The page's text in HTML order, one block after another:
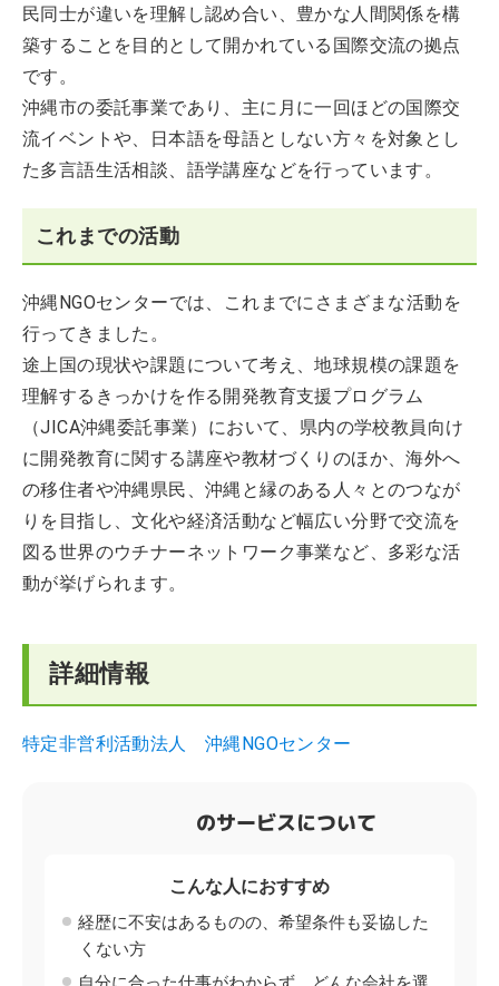
民同士が違いを理解し認め合い、豊かな人間関係を構
築することを目的として開かれている国際交流の拠点
です。
沖縄市の委託事業であり、主に月に一回ほどの国際交
流イベントや、日本語を母語としない方々を対象とし
た多言語生活相談、語学講座などを行っています。
これまでの活動
沖縄NGOセンターでは、これまでにさまざまな活動を
行ってきました。
途上国の現状や課題について考え、地球規模の課題を
理解するきっかけを作る開発教育支援プログラム
（JICA沖縄委託事業）において、県内の学校教員向け
に開発教育に関する講座や教材づくりのほか、海外へ
の移住者や沖縄県民、沖縄と縁のある人々とのつなが
りを目指し、文化や経済活動など幅広い分野で交流を
図る世界のウチナーネットワーク事業など、多彩な活
動が挙げられます。
詳細情報
特定非営利活動法人 沖縄NGOセンター
のサービスについて
こんな人におすすめ
経歴に不安はあるものの、希望条件も妥協した
くない方